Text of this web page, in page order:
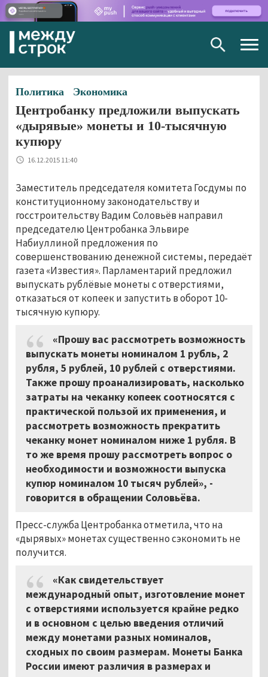
Политика Экономика
Центробанку предложили выпускать
«дырявые» монеты и 10-тысячную
купюру
16.12.2015 11:40
Заместитель председателя комитета Госдумы по
конституционному законодательству и
госстроительству Вадим Соловьёв направил
председателю Центробанка Эльвире
Набиуллиной предложения по
совершенствованию денежной системы, передаёт
газета «Известия». Парламентарий предложил
выпускать рублёвые монеты с отверстиями,
отказаться от копеек и запустить в оборот 10-
тысячную купюру.
«Прошу вас рассмотреть возможность
выпускать монеты номиналом 1 рубль, 2
рубля, 5 рублей, 10 рублей с отверстиями.
Также прошу проанализировать, насколько
затраты на чеканку копеек соотносятся с
практической пользой их применения, и
рассмотреть возможность прекратить
чеканку монет номиналом ниже 1 рубля. В
то же время прошу рассмотреть вопрос о
необходимости и возможности выпуска
купюр номиналом 10 тысяч рублей», -
говорится в обращении Соловьёва.
Пресс-служба Центробанка отметила, что на
«дырявых» монетах существенно сэкономить не
получится.
«Как свидетельствует
международный опыт, изготовление монет
с отверстиями используется крайне редко
и в основном с целью введения отличий
между монетами разных номиналов,
сходных по своим размерам. Монеты Банка
России имеют различия в размерах и